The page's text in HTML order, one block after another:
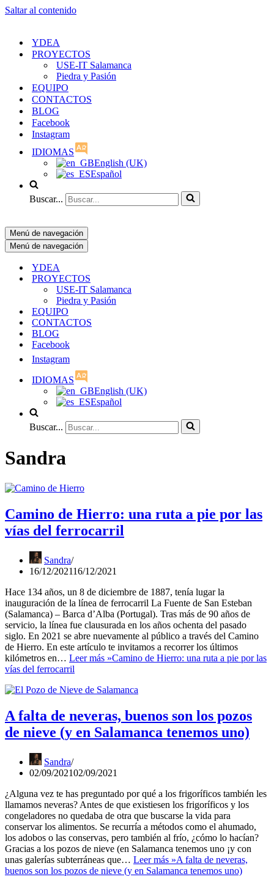
Saltar al contenido
YDEA
PROYECTOS
USE-IT Salamanca
Piedra y Pasión
EQUIPO
CONTACTOS
BLOG
Facebook
Instagram
IDIOMAS
English (UK)
Español
Buscar...
Menú de navegación
Menú de navegación
YDEA
PROYECTOS
USE-IT Salamanca
Piedra y Pasión
EQUIPO
CONTACTOS
BLOG
Facebook
Instagram
IDIOMAS
English (UK)
Español
Buscar...
Sandra
Camino de Hierro: una ruta a pie por las
vías del ferrocarril
Sandra
16/12/202116/12/2021
Hace 134 años, un 8 de diciembre de 1887, tenía lugar la
inauguración de la línea de ferrocarril La Fuente de San Esteban
(Salamanca) – Barca d’Alba (Portugal). Tras más de 90 años de
servicio, la línea fue clausurada en los años ochenta del pasado
siglo. En 2021 se abre nuevamente al público a través del Camino
de Hierro. En este artículo te invitamos a recorrer los últimos
kilómetros en… Leer más »Camino de Hierro: una ruta a pie por las
vías del ferrocarril
A falta de neveras, buenos son los pozos
de nieve (y en Salamanca tenemos uno)
Sandra
02/09/202102/09/2021
¿Alguna vez te has preguntado por qué a los frigoríficos también les
llamamos neveras? Antes de que existiesen los frigoríficos y los
congeladores no quedaba de otra que buscarse la vida para
conservar los alimentos. Se recurría a métodos como el ahumado,
los adobos o las conservas, pero también al frío, ¿cómo lo hacían?
Gracias a los pozos de nieve (en Salamanca tenemos uno ¡y con
unas galerías subterráneas que… Leer más »A falta de neveras,
buenos son los pozos de nieve (y en Salamanca tenemos uno)